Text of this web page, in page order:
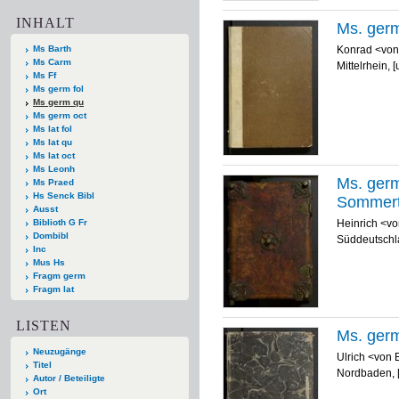
INHALT
Ms Barth
Ms Carm
Ms Ff
Ms germ fol
Ms germ qu
Ms germ oct
Ms lat fol
Ms lat qu
Ms lat oct
Ms Leonh
Ms Praed
Hs Senck Bibl
Ausst
Biblioth G Fr
Dombibl
Inc
Mus Hs
Fragm germ
Fragm lat
LISTEN
Neuzugänge
Titel
Autor / Beteiligte
Ort
Ms.
Konrad
Mittelrhein,
Ms.
Heinrich
Ms.
Ulrich <von
Nordbaden,